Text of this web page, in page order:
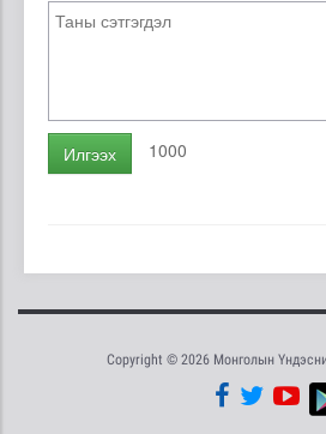
Илгээх 1000
Copyright © 2026 Монголын